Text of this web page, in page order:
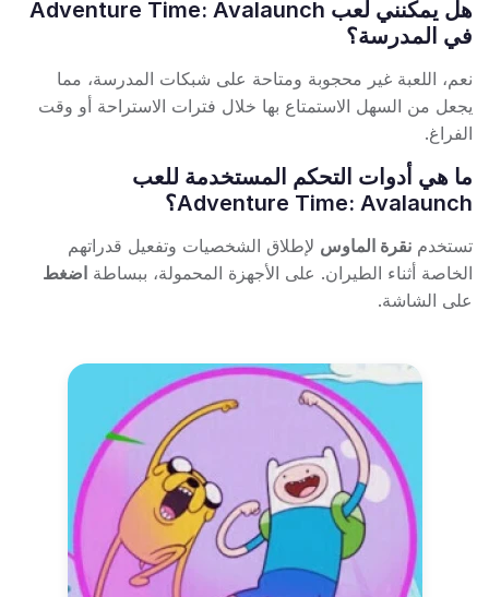
هل يمكنني لعب Adventure Time: Avalaunch
في المدرسة؟
نعم، اللعبة غير محجوبة ومتاحة على شبكات المدرسة، مما
يجعل من السهل الاستمتاع بها خلال فترات الاستراحة أو وقت
الفراغ.
ما هي أدوات التحكم المستخدمة للعب
Adventure Time: Avalaunch؟
تستخدم نقرة الماوس لإطلاق الشخصيات وتفعيل قدراتهم
الخاصة أثناء الطيران. على الأجهزة المحمولة، ببساطة اضغط
على الشاشة.